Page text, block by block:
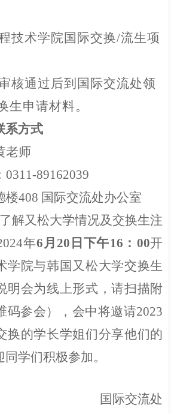
技术学院国际交换/流生项
核通过后到国际交流处领
生申请材料。
系方式
老师
0311-89162039
楼408 国际交流处办公室
解又松大学情况及交换生注
年6月 20 日下午16 ： 00开
学院与韩国又松大学交换生
明会为线上形式，请扫描附
码参会），会中将邀请2023
换的学长学姐们分享他们的
学们积极参加。
国际交流处